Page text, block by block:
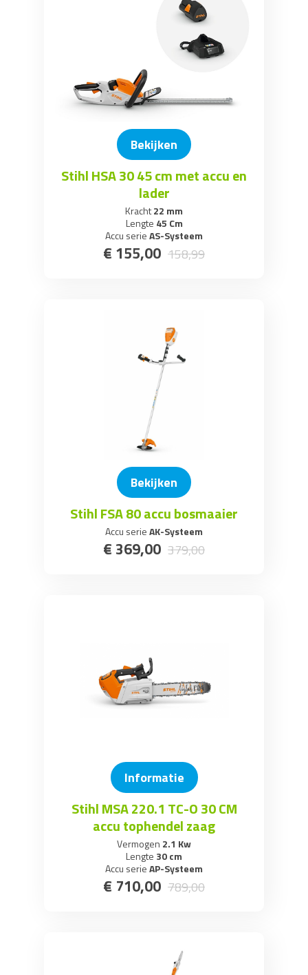
Bekijken
Stihl HSA 30 45 cm met accu en
lader
Kracht22 mm
Lengte 45 Cm
Accu serieAS-Systeem
€ 155,00 158,99
Bekijken
Stihl FSA 80 accu bosmaaier
Accu serieAK-Systeem
€ 369,00 379,00
Informatie
Stihl MSA 220.1 TC-O 30 CM
accu tophendel zaag
Vermogen 2.1 Kw
Lengte 30 cm
Accu serieAP-Systeem
€ 710,00 789,00